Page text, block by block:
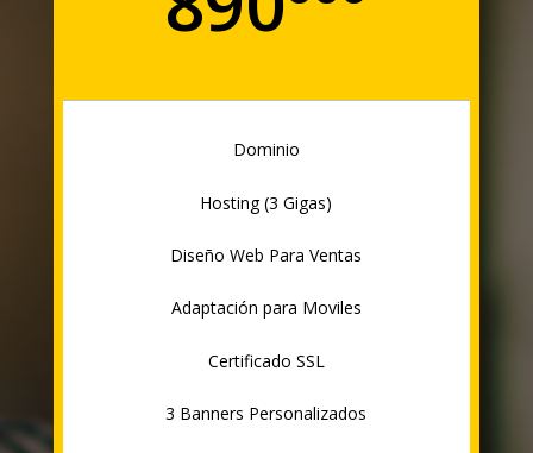
Dominio
Hosting (3 Gigas)
Diseño Web Para Ventas
Adaptación para Moviles
Certificado SSL
3 Banners Personalizados